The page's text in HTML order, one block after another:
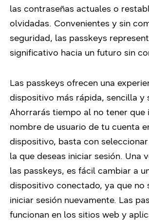
las contraseñas actuales o
olvidadas. Convenientes y sin
seguridad, las passkeys
significativo hacia un futuro sin
Las passkeys ofrecen una
dispositivo más rápida, sencilla y
Ahorrarás tiempo al no tener que
nombre de usuario de tu cuenta
dispositivo, basta con
la que deseas iniciar sesión. Una
las passkeys, es fácil cambiar a
dispositivo conectado, ya que no
iniciar sesión nuevamente. Las
funcionan en los sitios web y